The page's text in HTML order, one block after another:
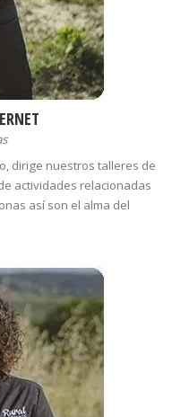
dirige nuestros talleres de
actividades relacionadas
así son el alma del